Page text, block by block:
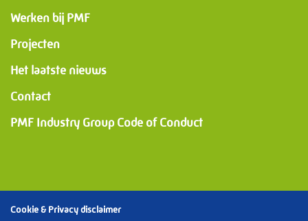
Werken bij PMF
Projecten
Het laatste nieuws
Contact
PMF Industry Group Code of Conduct
Cookie & Privacy disclaimer